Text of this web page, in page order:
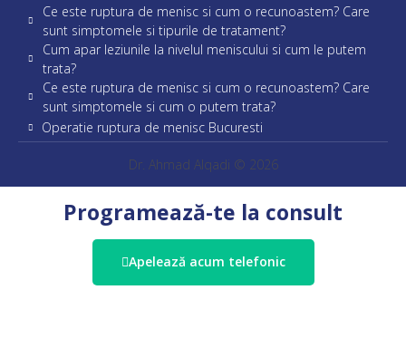
Ce este ruptura de menisc si cum o recunoastem? Care
sunt simptomele si tipurile de tratament?
Cum apar leziunile la nivelul meniscului si cum le putem
trata?
Ce este ruptura de menisc si cum o recunoastem? Care
sunt simptomele si cum o putem trata?
Operatie ruptura de menisc Bucuresti
Dr. Ahmad Alqadi © 2026
Programează-te la consult
Apelează acum telefonic